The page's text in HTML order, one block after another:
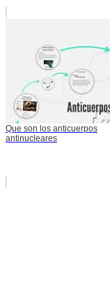
Que son los anticuerpos
antinucleares